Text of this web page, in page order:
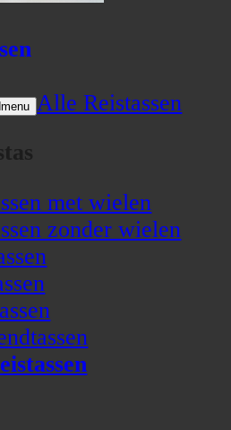
Alle Reistassen
met wielen
zonder wielen